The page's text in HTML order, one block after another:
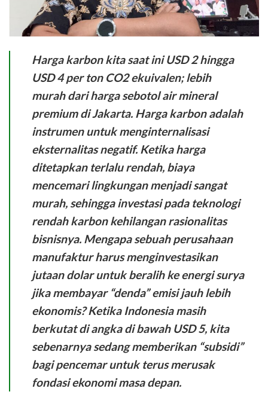
Harga karbon kita saat ini USD 2 hingga
USD 4 per ton CO2 ekuivalen; lebih
murah dari harga sebotol air mineral
premium di Jakarta. Harga karbon adalah
instrumen untuk menginternalisasi
eksternalitas negatif. Ketika harga
ditetapkan terlalu rendah, biaya
mencemari lingkungan menjadi sangat
murah, sehingga investasi pada teknologi
rendah karbon kehilangan rasionalitas
bisnisnya. Mengapa sebuah perusahaan
manufaktur harus menginvestasikan
jutaan dolar untuk beralih ke energi surya
jika membayar “denda” emisi jauh lebih
ekonomis? Ketika Indonesia masih
berkutat di angka di bawah USD 5, kita
sebenarnya sedang memberikan “subsidi”
bagi pencemar untuk terus merusak
fondasi ekonomi masa depan.